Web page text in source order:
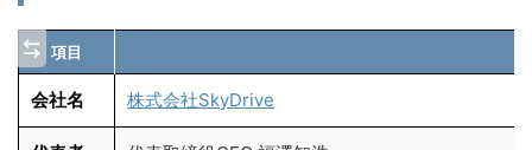
項目
会社名 株式会社SkyDrive